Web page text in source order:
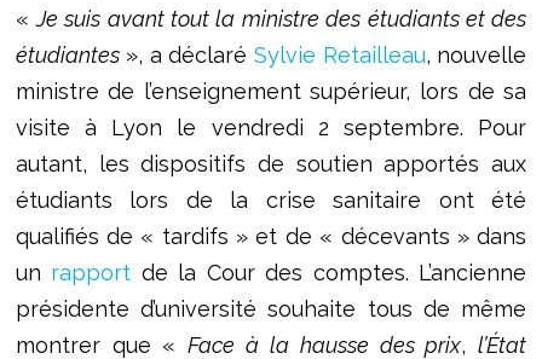
«Je suis avant tout la ministre des étudiants et des
étudiantes», a déclaréSylvie Retailleau, nouvelle
ministre de l’enseignement supérieur, lors de sa
visite à Lyon le vendredi 2 septembre. Pour
autant, les dispositifs de soutien apportés aux
étudiants lors de la crise sanitaire ont été
qualifiés de « tardifs » et de « décevants » dans
un rapport de la Cour des comptes. L’ancienne
présidente d’université souhaite tous de même
montrer que «Face à la hausse des prix,l’État